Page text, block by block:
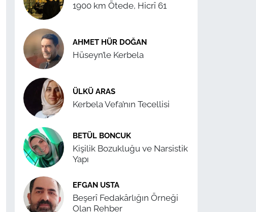
1900 km Ötede, Hicrî 61
AHMET HÜR DOĞAN
Hüseyn’le Kerbela
ÜLKÜ ARAS
Kerbela Vefa’nın Tecellisi
BETÜL BONCUK
Kişilik Bozukluğu ve Narsistik
Yapı
EFGAN USTA
Beşerî Fedakârlığın Örneği
Olan Rehber